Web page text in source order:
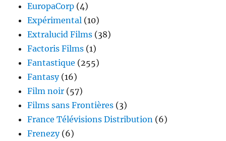
EuropaCorp (4)
Expérimental (10)
Extralucid Films (38)
Factoris Films (1)
Fantastique (255)
Fantasy(16)
Film noir (57)
Films sans Frontières (3)
France Télévisions Distribution (6)
Frenezy(6)